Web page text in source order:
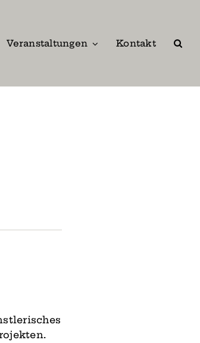
Veranstaltungen Kontakt